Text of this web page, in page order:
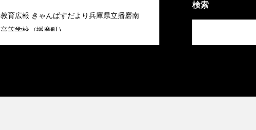
教育広報 きゃんぱすだより兵庫県立播磨南
高等学校（播磨町）
検索